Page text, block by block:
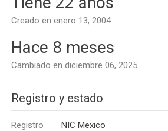
Creado en enero 13, 2004
Hace 8 meses
Cambiado en diciembre 06, 2025
Registro y estado
Registro NIC Mexico